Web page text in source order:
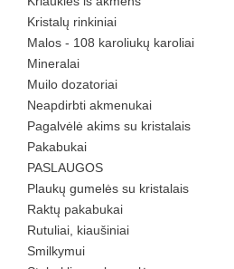
Kristalų rinkiniai
Malos - 108 karoliukų karoliai
Mineralai
Muilo dozatoriai
Neapdirbti akmenukai
Pagalvėlė akims su kristalais
Pakabukai
PASLAUGOS
Plaukų gumelės su kristalais
Raktų pakabukai
Rutuliai, kiaušiniai
Smilkymui